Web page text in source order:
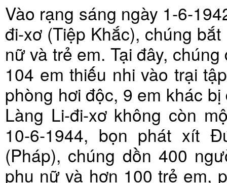
Vào rạng sáng ngày 1-6-
đi-xơ (Tiệp Khắc), chúng
nữ và trẻ em. Tại đây,
104 em thiếu nhi vào trại
phòng hơi độc, 9 em khác
Làng Li-đi-xơ không còn
10-6-1944, bọn phát xít
(Pháp), chúng dồn 400
phụ nữ và hơn 100 trẻ em,